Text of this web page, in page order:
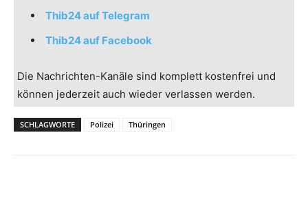
Thib24 auf Telegram
Thib24 auf Facebook
Die Nachrichten-Kanäle sind komplett kostenfrei und
können jederzeit auch wieder verlassen werden.
SCHLAGWORTE Polizei Thüringen